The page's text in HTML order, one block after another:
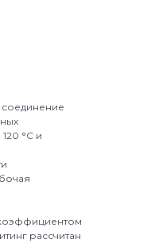
°С и
рассчитан